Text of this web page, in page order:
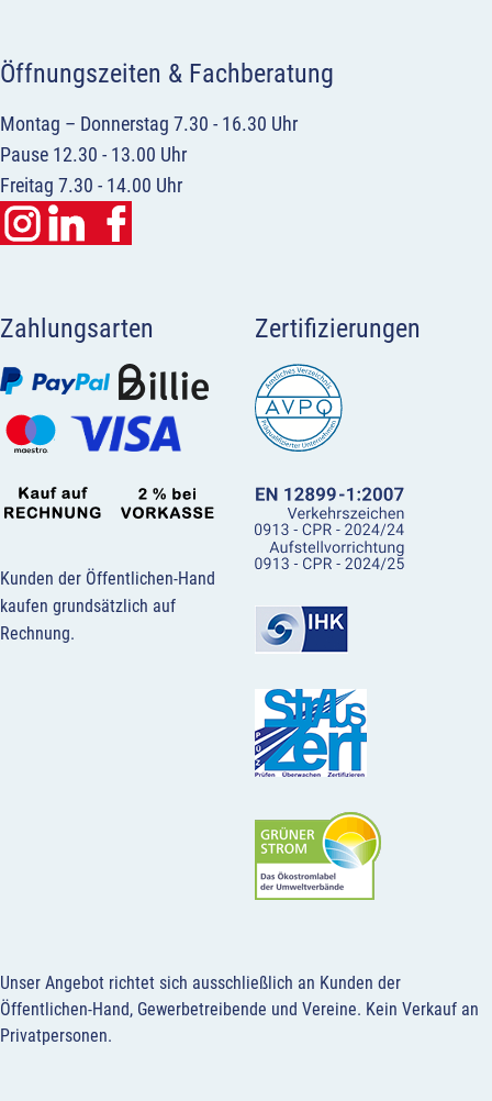
Öffnungszeiten & Fachberatung
Montag – Donnerstag 7.30 - 16.30 Uhr
Pause 12.30 - 13.00 Uhr
Freitag 7.30 - 14.00 Uhr
Zahlungsarten
Kunden der Öffentlichen-Hand
kaufen grundsätzlich auf
Rechnung.
Zertifizierungen
Unser Angebot richtet sich ausschließlich an Kunden der
Öffentlichen-Hand, Gewerbetreibende und Vereine. Kein Verkauf an
Privatpersonen.